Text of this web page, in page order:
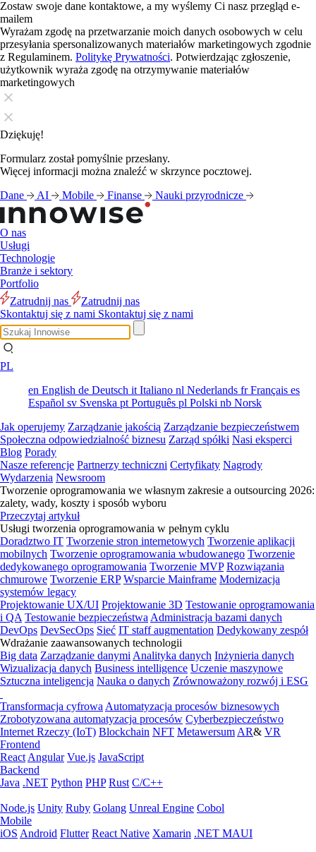
Zostaw swoje dane kontaktowe, a my wyślemy Ci nasz przegląd e-
mailem
Wyrażam zgodę na przetwarzanie moich danych osobowych w celu
przesyłania spersonalizowanych materiałów marketingowych zgodnie
z Regulaminem. Politykę Prywatności. Potwierdzając zgłoszenie,
użytkownik wyraża zgodę na otrzymywanie materiałów
marketingowych
Dziękuję!
Formularz został pomyślnie przesłany.
Więcej informacji można znaleźć w skrzynce pocztowej.
Dane
AI Mobile Finanse Nauki przyrodnicze
O nas
Usługi
Technologie
Branże i sektory
Portfolio
Zatrudnij nas
Zatrudnij nas
Skontaktuj się z nami Skontaktuj się z nami
PL
en English de Deutsch it Italiano nl Nederlands frFrançais es
Español sv Svenska pt Português pl Polski nb Norsk
Jak operujemy Zarządzanie jakością Zarządzanie bezpieczeństwem
Społeczna odpowiedzialność biznesu Zarząd spółki Nasi eksperci
Blog Porady
Nasze referencje Partnerzy techniczni Certyfikaty Nagrody
Wydarzenia Newsroom
Tworzenie oprogramowania we własnym zakresie a outsourcing 2026:
zalety, wady, koszty i sposób wyboru
Przeczytaj artykuł
Usługi tworzenia oprogramowania w pełnym cyklu
Doradztwo IT Tworzenie stron internetowych Tworzenie aplikacji
mobilnych Tworzenie oprogramowania wbudowanego Tworzenie
dedykowanego oprogramowania Tworzenie MVP Rozwiązania
chmurowe Tworzenie ERP Wsparcie Mainframe Modernizacja
systemów legacy
Projektowanie UX/UI Projektowanie 3D Testowanie oprogramowania
i QA Testowanie bezpieczeństwa Administracja bazami danych
DevOps DevSecOps Sieć IT staff augmentation Dedykowany zespół
Wdrażanie zaawansowanych technologii
Big data Zarządzanie danymi Analityka danych Inżynieria danych
Wizualizacja danych Business intelligence Uczenie maszynowe
Sztuczna inteligencja Nauka o danych Zrównoważony rozwój i ESG
Transformacja cyfrowa Automatyzacja procesów biznesowych
Zrobotyzowana automatyzacja procesów Cyberbezpieczeństwo
Internet Rzeczy (IoT) Blockchain NFT Metawersum AR& VR
Frontend
React Angular Vue.js JavaScript
Backend
Java .NET Python PHP Rust C/C++
Node.js Unity Ruby Golang Unreal Engine Cobol
Mobile
iOS Android Flutter React Native Xamarin .NET MAUI